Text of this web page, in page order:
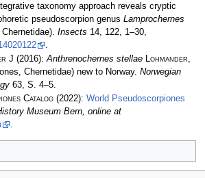
taxonomy approach reveals cryptic
pseudoscorpion genus Lamprochernes
Insects 14, 122, 1–30,
J (2016):Anthrenochernes stellae Lohmander,
Chernetidae) new to Norway. Norwegian
63, S. 4–5.
Catalog (2022): World Pseudoscorpiones
Museum Bern, online at
.